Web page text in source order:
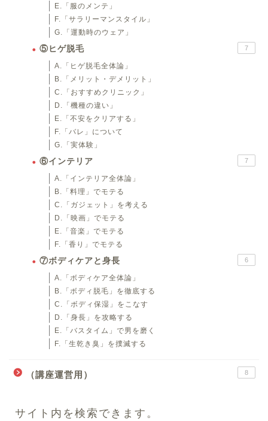
E.「服のメンテ」
F.「サラリーマンスタイル」
G.「運動時のウェア」
⑤ヒゲ脱毛 7
A.「ヒゲ脱毛全体論」
B.「メリット・デメリット」
C.「おすすめクリニック」
D.「機種の違い」
E.「不安をクリアする」
F.「バレ」について
G.「実体験」
⑥インテリア 7
A.「インテリア全体論」
B.「料理」でモテる
C.「ガジェット」を考える
D.「映画」でモテる
E.「音楽」でモテる
F.「香り」でモテる
⑦ボディケアと身長 6
A.「ボディケア全体論」
B.「ボディ脱毛」を徹底する
C.「ボディ保湿」をこなす
D.「身長」を攻略する
E.「バスタイム」で男を磨く
F.「生乾き臭」を撲滅する
（講座運営用） 8
サイト内を検索できます。